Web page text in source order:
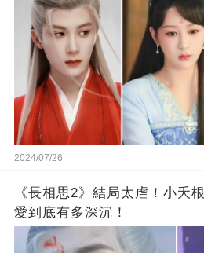
2024/07/26
《長相思2》結局太虐！小夭
愛到底有多深沉！